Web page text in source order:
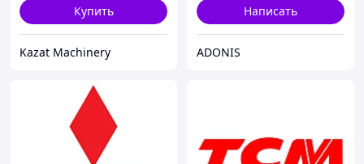
Купить
Kazat Machinery
Написать
ADONIS